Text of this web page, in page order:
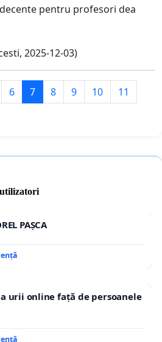
pentru profesori dea
2025-12-03)
6 7 8 9 10
11
PAȘCA
urii online față de persoanele